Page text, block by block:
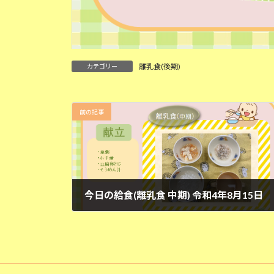
カテゴリー 離乳食(後期)
前の記事
今日の給食(離乳食 中期) 令和4年8月15日